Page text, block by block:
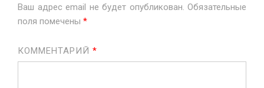
Ваш адрес email не будет опубликован. Обязательные
поля помечены *
КОММЕНТАРИЙ *